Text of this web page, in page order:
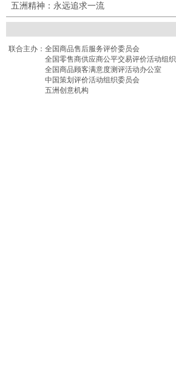
五洲精神：永远追求一流
联合主办： 全国商品售后服务评价委员会
全国零售商供应商公平交易评价活动组
全国商品顾客满意度测评活动办公室
中国策划评价活动组织委员会
五洲创意机构